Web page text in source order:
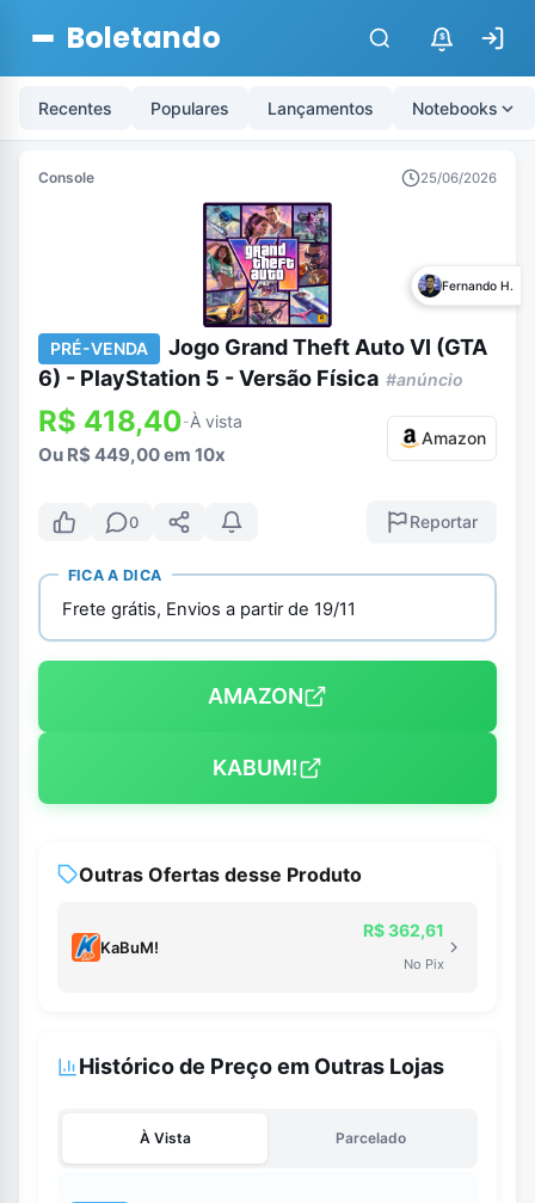
Boletando $
Recentes Populares Lançamentos Notebooks
Console 25/06/2026
Fernando H.
PRÉ-VENDA
Jogo Grand Theft Auto VI (GTA
6) - PlayStation 5 - Versão Física #anúncio
R$ 418,40-À vista
Ou R$ 449,00 em 10x
Amazon
0 Reportar
FICA A DICA
Frete grátis, Envios a partir de 19/11
AMAZON
KABUM!
Outras Ofertas desse Produto
KaBuM!
R$ 362,61
No Pix
Histórico de Preço em Outras Lojas
À Vista Parcelado